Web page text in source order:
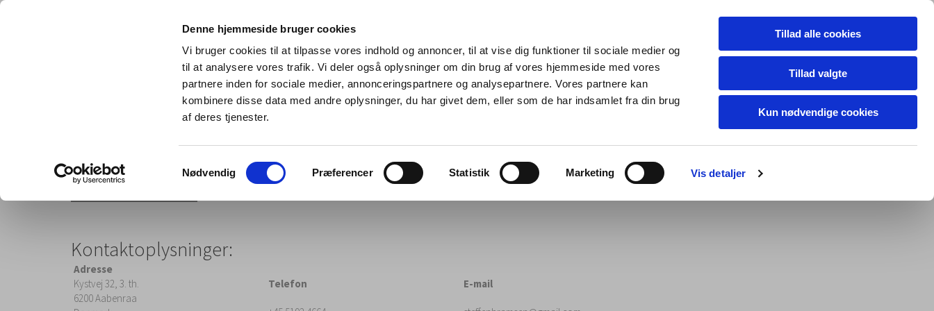
Denne hjemmeside bruger cookies
Vi bruger cookies til at tilpasse vores indhold og annoncer, til at vise dig funktioner til sociale medier og
til at analysere vores trafik. Vi deler også oplysninger om din brug af vores hjemmeside med vores
partnere inden for sociale medier, annonceringspartnere og analysepartnere. Vores partnere kan
kombinere disse data med andre oplysninger, du har givet dem, eller som de har indsamlet fra din brug
af deres tjenester.
Nødvendig Præferencer Statistik Marketing Vis detaljer
Tillad alle cookies
Tillad valgte
Kun nødvendige cookies
Bramsen - Denmark
Kontaktoplysninger:
Adresse
Kystvej 32, 3. th.
6200 Aabenraa
Telefon E-mail